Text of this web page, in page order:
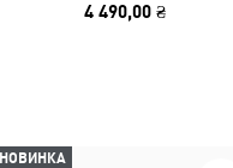
4 490,00 ₴
НОВИНКА